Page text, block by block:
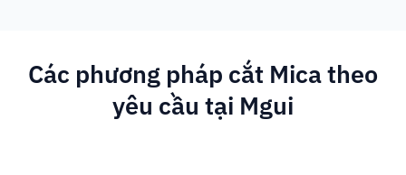
Các phương pháp cắt Mica theo
yêu cầu tại Mgui